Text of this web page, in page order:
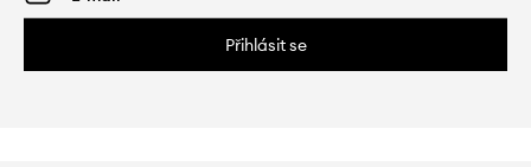
Přihlásit se